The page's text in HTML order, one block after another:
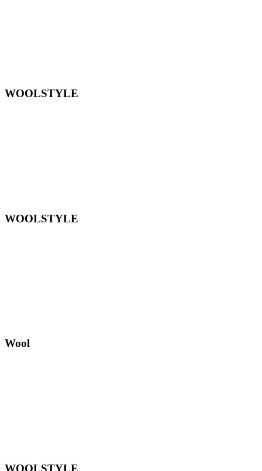
WOOLSTYLE
WOOLSTYLE
Wool
WOOLSTYLE